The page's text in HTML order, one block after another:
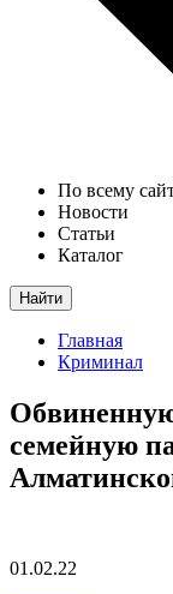
По всему
Новости
Статьи
Каталог
Найти
Главная
Криминал
семейную
01.02.22